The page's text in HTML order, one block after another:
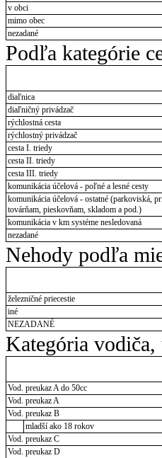
v obci
mimo obec
nezadané
Podľa kategórie
diaľnica
diaľničný privádzač
rýchlostná cesta
rýchlostný privádzač
cesta I. triedy
cesta II. triedy
cesta III. triedy
komunikácia účelová - poľné a lesné cesty
komunikácia účelová - ostatné (parkoviská,
továrňam, pieskovňam, skladom a pod.)
komunikácia v km systéme nesledovaná
nezadané
Nehody podľa
železničné priecestie
iné
NEZADANÉ
Kategória
Vod. preukaz A do 50cc
Vod. preukaz A
Vod. preukaz B
mladší ako 18 rokov
Vod. preukaz C
Vod. preukaz D